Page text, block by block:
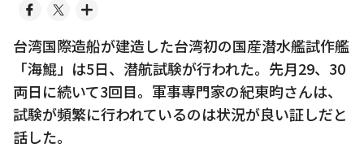
台湾国際造船が建造した台湾初の国産潜水艦試作艦
「海鯤」は5日、潜航試験が行われた。先月29、30
両日に続いて3回目。軍事専門家の紀東昀さんは、
試験が頻繁に行われているのは状況が良い証しだと
話した。